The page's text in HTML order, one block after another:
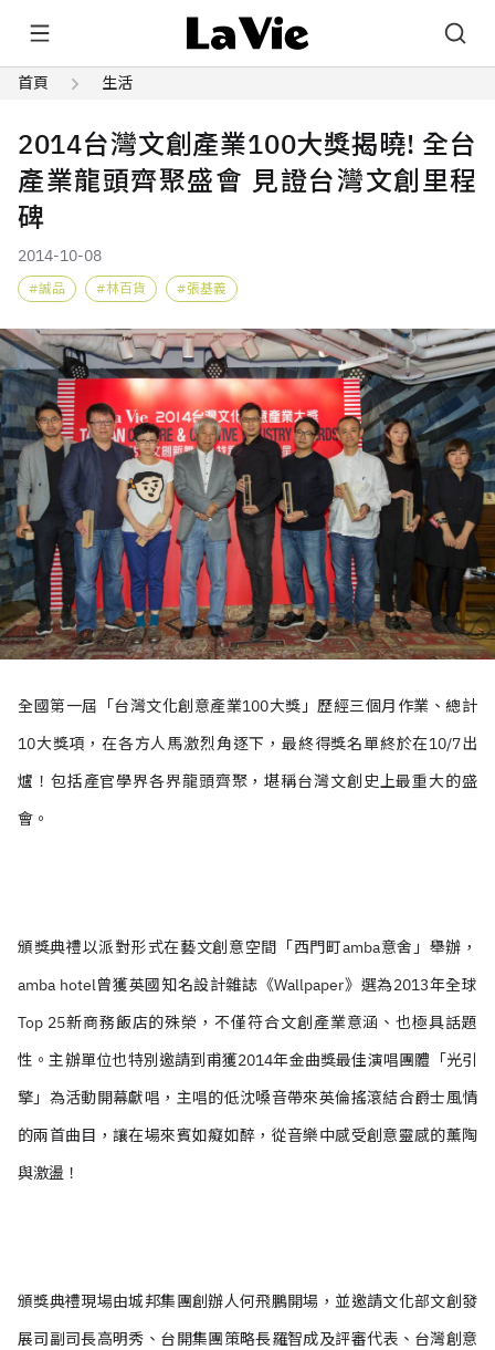
首頁 生活
2014台灣文創產業100大獎揭曉! 全台
產業龍頭齊聚盛會 見證台灣文創里程
碑
2014-10-08
誠品 林百貨 張基義
全國第一屆「台灣文化創意產業100大獎」歷經三個月作業、總計
10大獎項，在各方人馬激烈角逐下，最終得獎名單終於在10/7出
爐！包括產官學界各界龍頭齊聚，堪稱台灣文創史上最重大的盛
會。
頒獎典禮以派對形式在藝文創意空間「西門町amba意舍」舉辦，
amba hotel曾獲英國知名設計雜誌《Wallpaper》選為2013年全球
Top 25新商務飯店的殊榮，不僅符合文創產業意涵、也極具話題
性。主辦單位也特別邀請到甫獲2014年金曲獎最佳演唱團體「光引
擎」為活動開幕獻唱，主唱的低沈嗓音帶來英倫搖滾結合爵士風情
的兩首曲目，讓在場來賓如癡如醉，從音樂中感受創意靈感的薰陶
與激盪！
頒獎典禮現場由城邦集團創辦人何飛鵬開場，並邀請文化部文創發
展司副司長高明秀、台開集團策略長羅智成及評審代表、台灣創意